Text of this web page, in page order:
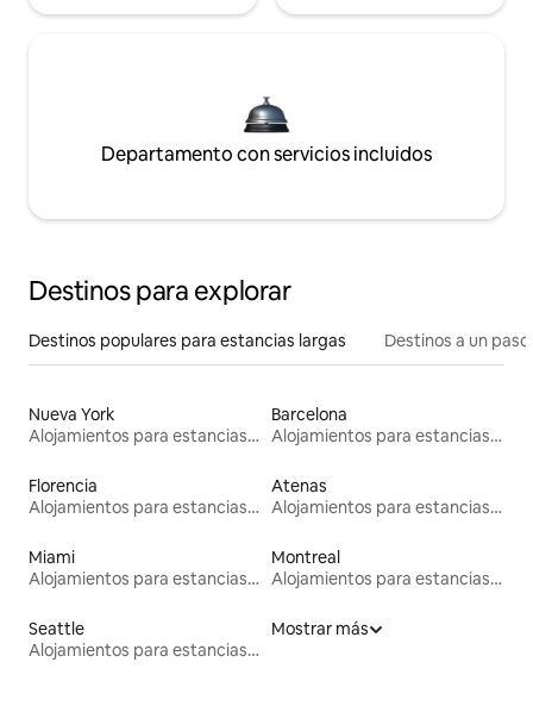
Departamento con servicios incluidos
Destinos para explorar
Destinos populares para estancias largas Destinos a un
Nueva York
Alojamientos para estancias largas
Barcelona
Alojamientos para estancias largas
Florencia
Alojamientos para estancias largas
Atenas
Alojamientos para estancias largas
Miami
Alojamientos para estancias largas
Montreal
Alojamientos para estancias largas
Seattle
Alojamientos para estancias largas
Mostrar más